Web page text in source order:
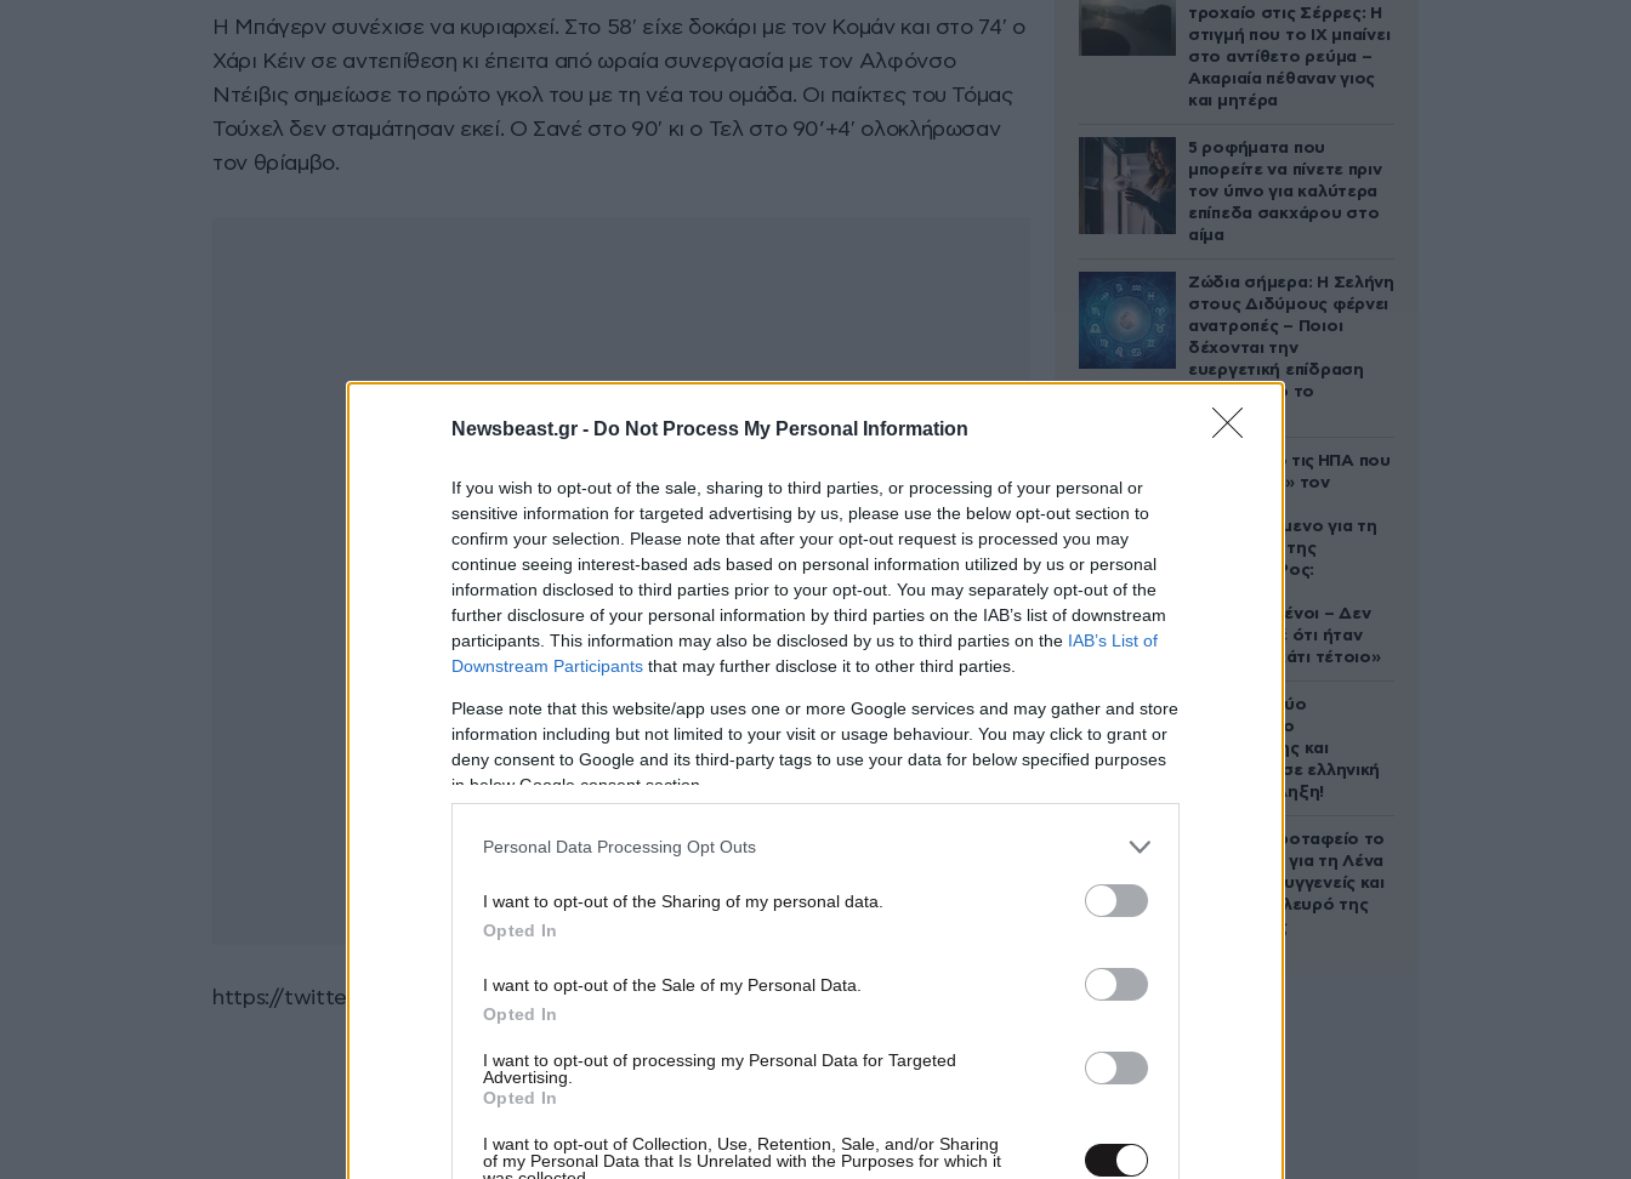
Newsbeast.gr - Do Not Process My Personal Information
If you wish to opt-out of the sale, sharing to third parties, or processing of your personal or
sensitive information for targeted advertising by us, please use the below opt-out section to
confirm your selection. Please note that after your opt-out request is processed you may
continue seeing interest-based ads based on personal information utilized by us or personal
information disclosed to third parties prior to your opt-out. You may separately opt-out of the
further disclosure of your personal information by third parties on the IAB’s list of downstream
participants. This information may also be disclosed by us to third parties on the IAB’s List of
Downstream Participants that may further disclose it to other third parties.
Please note that this website/app uses one or more Google services and may gather and store
information including but not limited to your visit or usage behaviour. You may click to grant or
deny consent to Google and its third-party tags to use your data for below specified purposes
in below Google consent section.
Personal Data Processing Opt Outs
I want to opt-out of the Sharing of my personal data.
Opted In
I want to opt-out of the Sale of my Personal Data.
Opted In
I want to opt-out of processing my Personal Data for Targeted
Advertising.
Opted In
I want to opt-out of Collection, Use, Retention, Sale, and/or Sharing
of my Personal Data that Is Unrelated with the Purposes for which it
Η Μπάγερν συνέχισε να κυριαρχεί. Στο 58′ είχε δοκάρι με τον Κομάν και στο 74′ ο
Χάρι Κέιν σε αντεπίθεση κι έπειτα από ωραία συνεργασία με τον Αλφόνσο
Ντέιβις σημείωσε το πρώτο γκολ του με τη νέα του ομάδα. Οι παίκτες του Τόμας
Τούχελ δεν σταμάτησαν εκεί. Ο Σανέ στο 90′ κι ο Τελ στο 90’+4′ ολοκλήρωσαν
τον θρίαμβο.
https://twitter.com/TPLCSports/status/1692629928108515548
τροχαίο στις Σέρρες: Η
στιγμή που το ΙΧ μπαίνει
στο αντίθετο ρεύμα –
Ακαριαία πέθαναν γιος
και μητέρα
5 ροφήματα που
μπορείτε να πίνετε πριν
τον ύπνο για καλύτερα
επίπεδα σακχάρου στο
αίμα
Ζώδια σήμερα: Η Σελήνη
στους Διδύμους φέρνει
ανατροπές – Ποιοι
δέχονται την
ευεργετική επίδραση
του Δία από το
απόγευμα;
Ζευγάρι από τις ΗΠΑ που
«υιοθέτησε» τον
κατηγορούμενο για τη
δολοφονία της
Ελίζαμπεθ Ρος:
συντετριμμένοι – Δεν
έδειξε ποτέ ότι ήταν
ικανός για κάτι τέτοιο»
Ακυρώνει δύο
συμβόλαια ο
Λαρεντζάκης και
υπογράφει σε ελληνική
ομάδα-έκπληξη!
Στο Α’ Νεκροταφείο το
μνημόσυνο για τη Λένα
Σαμαρά – Συγγενείς και
φίλοι στο πλευρό της
οικογένειας